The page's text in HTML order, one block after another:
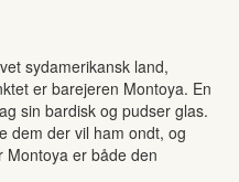
sydamerikansk land,
er barejeren Montoya. En
sin bardisk og pudser glas.
dem der vil ham ondt, og
Montoya er både den